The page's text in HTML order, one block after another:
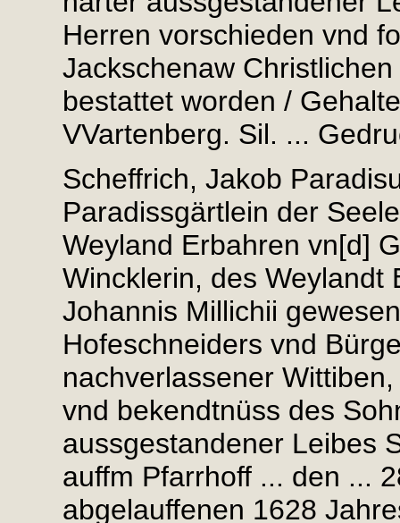
Herren vorschieden vnd
Jackschenaw
bestattet worden /
VVartenberg. Sil. ...
Scheffrich, Jakob
Paradissgärtlein der
Weyland Erbahren vn[d]
Wincklerin, des Weylandt
Johannis Millichii
Hofeschneiders vnd
nachverlassener
vnd bekendtnüss des
aussgestandener Leibes
auffm Pfarrhoff ... den ...
abgelauffenen 1628